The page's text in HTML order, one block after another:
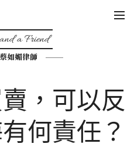
a Friend
如媚律師
，可以反
何責任？